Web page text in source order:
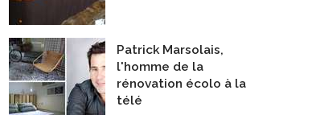
Patrick Marsolais,
l'homme de la
rénovation écolo à la
télé